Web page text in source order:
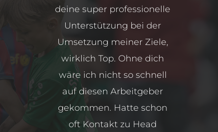
deine super professionelle
Unterstützung bei der
Umsetzung meiner Ziele,
wirklich Top. Ohne dich
wäre ich nicht so schnell
auf diesen Arbeitgeber
gekommen. Hatte schon
oft Kontakt zu Head
wissen, wie großartig und
hilfsbereit ihr seid. Man
merkt, dass ihr euren Job
liebt. Nochmals vielen
Dank—Ich wünschte, ich
hätte schon früher mit
euch in Kontakt treten
können. Mit eurer Hilfe